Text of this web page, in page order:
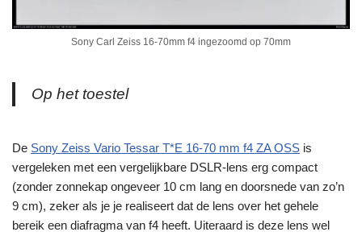
Sony Carl Zeiss 16-70mm f4 ingezoomd op 70mm
Op het toestel
De Sony Zeiss Vario Tessar T*E 16-70 mm f4 ZA OSS is
vergeleken met een vergelijkbare DSLR-lens erg compact
(zonder zonnekap ongeveer 10 cm lang en doorsnede van zo’n
9 cm), zeker als je je realiseert dat de lens over het gehele
bereik een diafragma van f4 heeft. Uiteraard is deze lens wel